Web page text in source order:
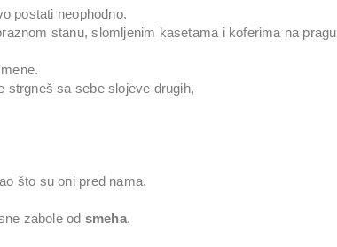
postati neophodno.
stanu, slomljenim kasetama i koferima na pragu
strgneš sa sebe slojeve drugih,
što su oni pred nama.
zabole od smeha.